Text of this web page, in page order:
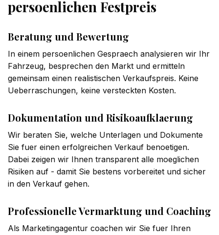
persoenlichen Festpreis
Beratung und Bewertung
In einem persoenlichen Gespraech analysieren wir Ihr
Fahrzeug, besprechen den Markt und ermitteln
gemeinsam einen realistischen Verkaufspreis. Keine
Ueberraschungen, keine versteckten Kosten.
Dokumentation und Risikoaufklaerung
Wir beraten Sie, welche Unterlagen und Dokumente
Sie fuer einen erfolgreichen Verkauf benoetigen.
Dabei zeigen wir Ihnen transparent alle moeglichen
Risiken auf - damit Sie bestens vorbereitet und sicher
in den Verkauf gehen.
Professionelle Vermarktung und Coaching
Als Marketingagentur coachen wir Sie fuer Ihren